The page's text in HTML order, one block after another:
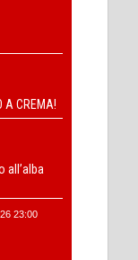
A CREMA!
all’alba
23:00